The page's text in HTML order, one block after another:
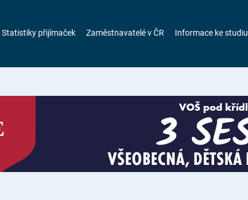
Statistiky přijímaček Zaměstnavatelé v ČR Informace ke studiu